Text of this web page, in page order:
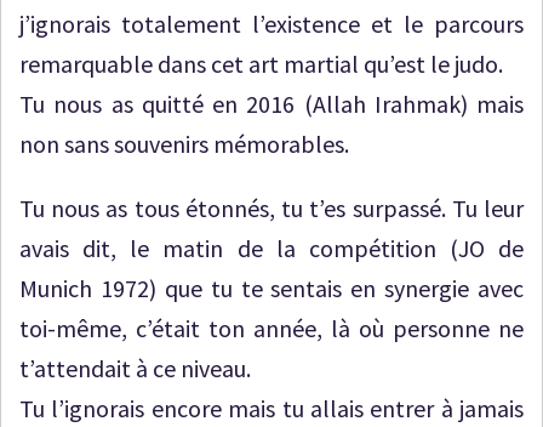
j’ignorais totalement l’existence et le parcours
remarquable dans cet art martial qu’est le judo.
Tu nous as quitté en 2016 (Allah Irahmak) mais
non sans souvenirs mémorables.
Tu nous as tous étonnés, tu t’es surpassé. Tu leur
avais dit, le matin de la compétition (JO de
Munich 1972) que tu te sentais en synergie avec
toi-même, c’était ton année, là où personne ne
t’attendait à ce niveau.
Tu l’ignorais encore mais tu allais entrer à jamais